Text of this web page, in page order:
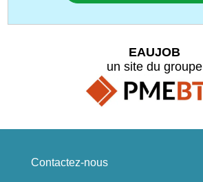
EAUJOB
un site du groupe
Contactez-nous